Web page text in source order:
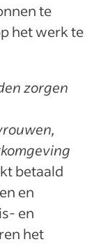
te
het werk te
zorgen
betaald
en
en
het